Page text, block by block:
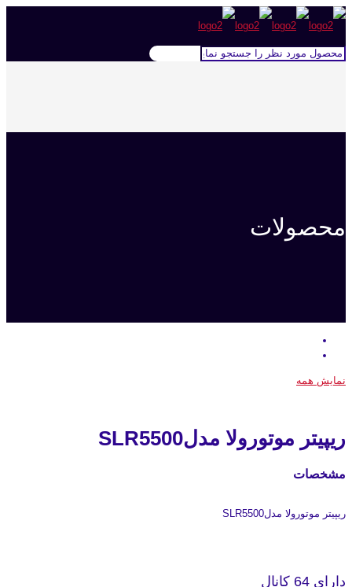
محصولات
نمایش همه
ریپیتر موتورولا مدلSLR5500
مشخصات
ریپیتر موتورولا مدلSLR5500
دارای 64 کانال